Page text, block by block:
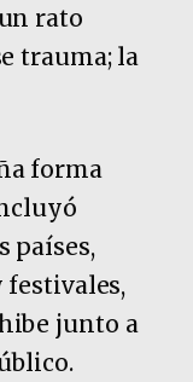
rato
trauma; la
forma
países,
festivales,
junto a